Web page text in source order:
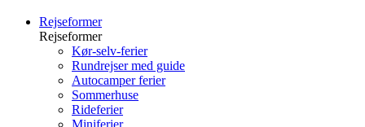
Rejseformer
Rejseformer
Kør-selv-ferier
Rundrejser med guide
Autocamper ferier
Sommerhuse
Rideferier
Miniferier